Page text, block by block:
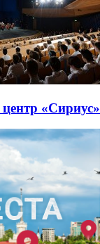
«Сириус»